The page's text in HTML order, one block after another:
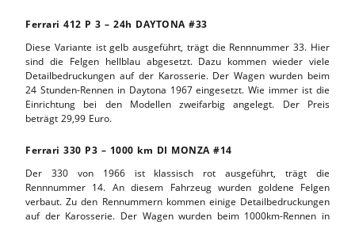
Ferrari 412 P 3 – 24h DAYTONA #33
Diese Variante ist gelb ausgeführt, trägt die Rennnummer 33. Hier
sind die Felgen hellblau abgesetzt. Dazu kommen wieder viele
Detailbedruckungen auf der Karosserie. Der Wagen wurden beim
24 Stunden-Rennen in Daytona 1967 eingesetzt. Wie immer ist die
Einrichtung bei den Modellen zweifarbig angelegt. Der Preis
beträgt 29,99 Euro.
Ferrari 330 P3 – 1000 km DI MONZA #14
Der 330 von 1966 ist klassisch rot ausgeführt, trägt die
Rennnummer 14. An diesem Fahrzeug wurden goldene Felgen
verbaut. Zu den Rennummern kommen einige Detailbedruckungen
auf der Karosserie. Der Wagen wurden beim 1000km-Rennen in